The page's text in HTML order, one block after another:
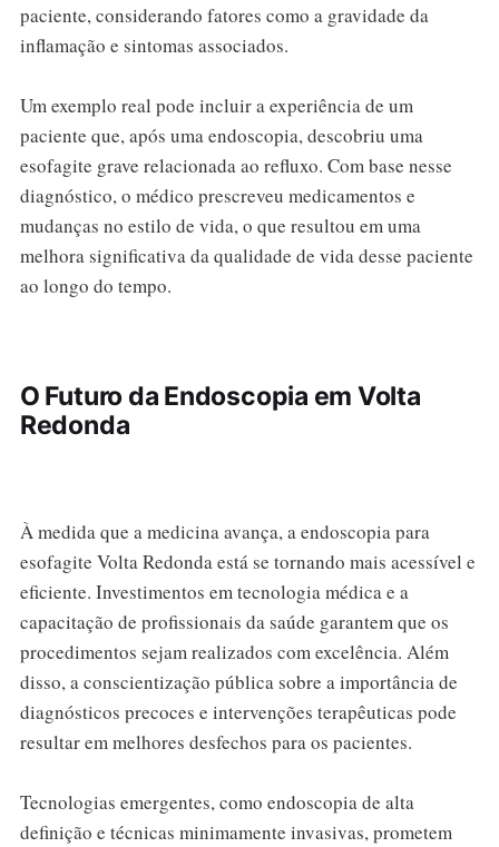
paciente, considerando fatores como a gravidade da
inflamação e sintomas associados.
Um exemplo real pode incluir a experiência de um
paciente que, após uma endoscopia, descobriu uma
esofagite grave relacionada ao refluxo. Com base nesse
diagnóstico, o médico prescreveu medicamentos e
mudanças no estilo de vida, o que resultou em uma
melhora significativa da qualidade de vida desse paciente
ao longo do tempo.
O Futuro da Endoscopia em Volta
Redonda
À medida que a medicina avança, a endoscopia para
esofagite Volta Redonda está se tornando mais acessível e
eficiente. Investimentos em tecnologia médica e a
capacitação de profissionais da saúde garantem que os
procedimentos sejam realizados com excelência. Além
disso, a conscientização pública sobre a importância de
diagnósticos precoces e intervenções terapêuticas pode
resultar em melhores desfechos para os pacientes.
Tecnologias emergentes, como endoscopia de alta
definição e técnicas minimamente invasivas, prometem